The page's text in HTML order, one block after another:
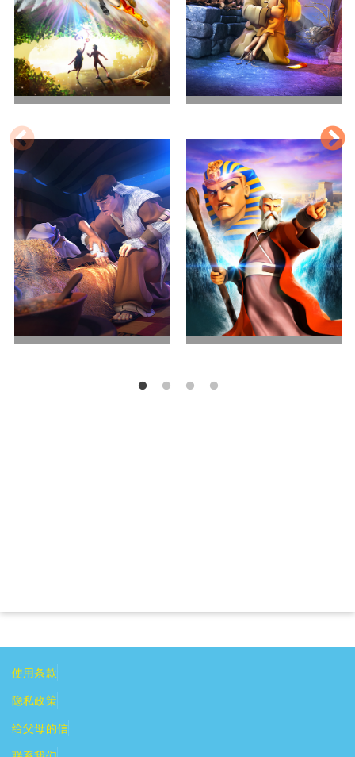
使用条款
隐私政策
给父母的信